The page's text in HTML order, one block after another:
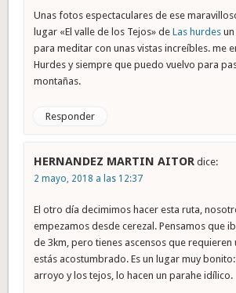
Unas fotos espectaculares de ese
lugar «El valle de los Tejos» deLas hurdes
para meditar con unas vistas increíbles. me
Hurdes y siempre que puedo vuelvo para
montañas.
Responder
HERNANDEZ MARTIN AITOR dice:
2 mayo, 2018 a las 12:37
El otro día decimimos hacer esta ruta,
empezamos desde cerezal. Pensamos que
de 3km, pero tienes ascensos que requieren
estás acostumbrado. Es un lugar muy bonito:
arroyo y los tejos, lo hacen un parahe idílico.